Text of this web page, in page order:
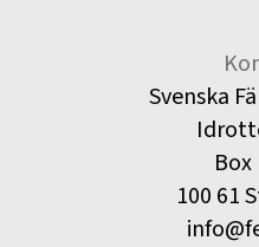
Svenska
Box
100 61